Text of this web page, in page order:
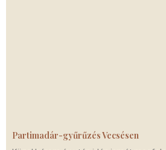
Partimadár-gyűrűzés Vecsésen